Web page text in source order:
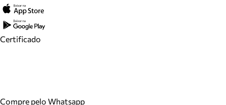
Certificado
Compre pelo Whatsapp